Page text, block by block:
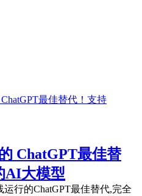
你自己的网络环境（本地连
ChatGPT最佳替
AI大模型
行的ChatGPT最佳替代,完全